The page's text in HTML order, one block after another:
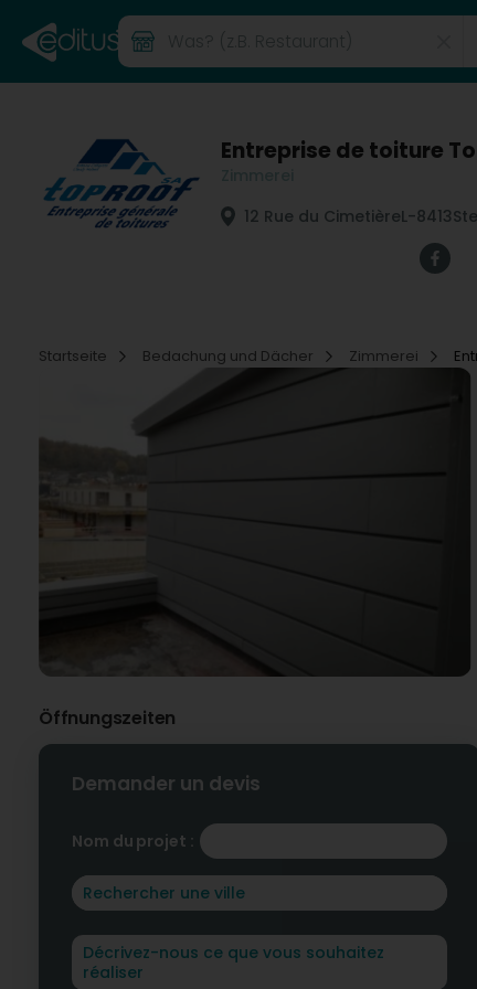
Entreprise de toiture
12 Rue du CimetièreL-8413
Startseite
Bedachung und Dächer Zimmerei
Öffnungszeiten
Demander un devis
Nom du projet :